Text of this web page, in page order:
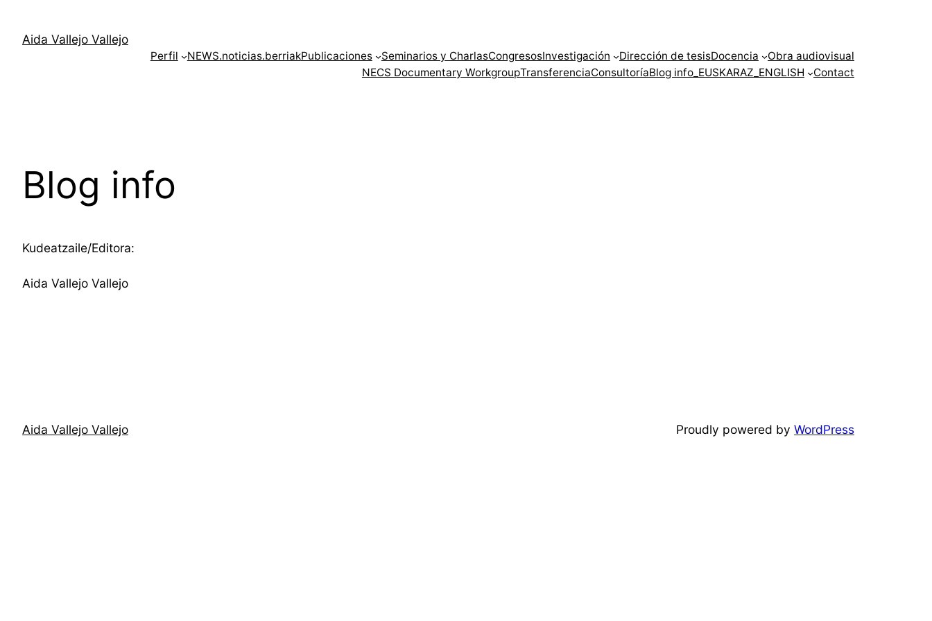
contentAida Vallejo Vallejo
Perfil NEWS.noticias.berriakPublicaciones Seminarios y CharlasCongresosInvestigación Dirección de tesisDocencia
Obra audiovisual
NECS Documentary WorkgroupTransferenciaConsultoríaBlog info_EUSKARAZ _ENGLISH Contact
Blog info
Kudeatzaile/Editora:
Aida Vallejo Vallejo
Aida Vallejo Vallejo Proudly powered by WordPress